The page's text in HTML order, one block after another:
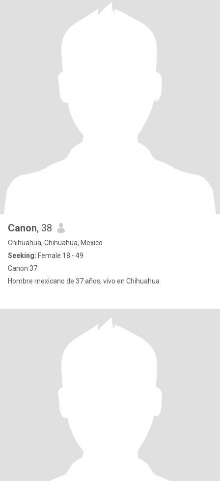
Canon, 38
Chihuahua, Chihuahua, Mexico
Seeking: Female 18 - 49
Canon 37
Hombre mexicano de 37 años, vivo en Chihuahua